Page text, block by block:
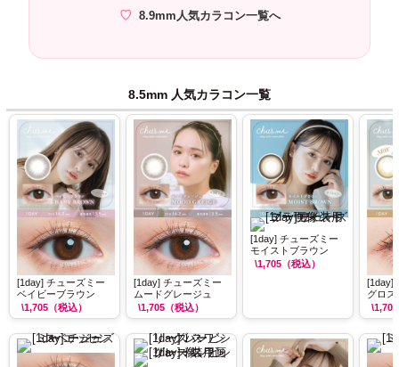
8.9mm人気カラコン一覧へ
8.5mm 人気カラコン一覧
[1day] チューズミー
ベイビーブラウン
\1,705 （税込）
[1day] チューズミー
ムードグレージュ
\1,705 （税込）
[1day] チューズミー
モイストブラウン
\1,705 （税込）
[1day]
グロス
\1,705